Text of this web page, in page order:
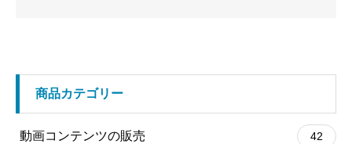
商品カテゴリー
動画コンテンツの販売 42